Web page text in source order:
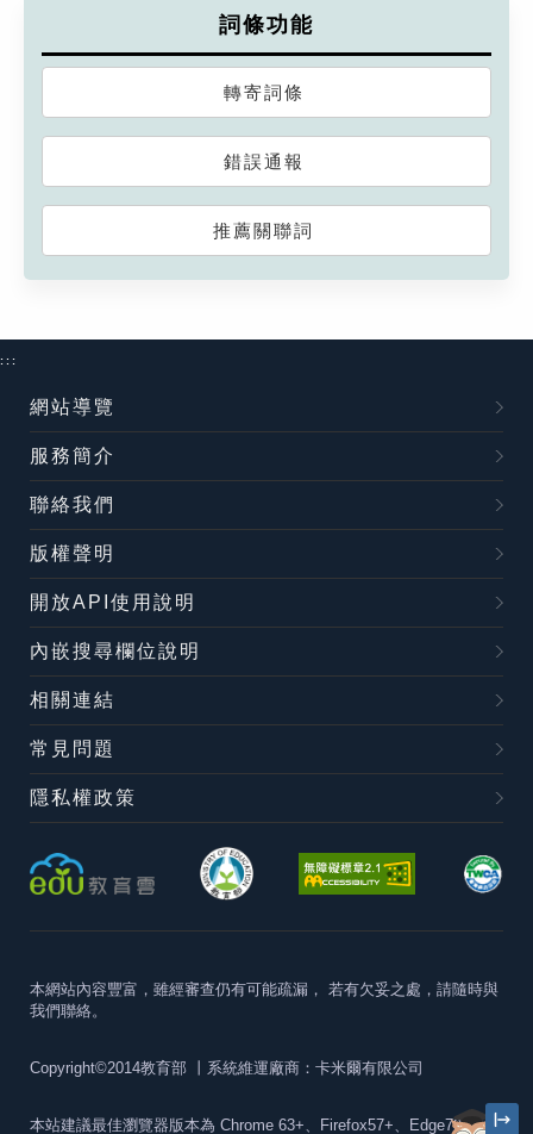
詞條功能
轉寄詞條
錯誤通報
推薦關聯詞
:::
網站導覽
服務簡介
聯絡我們
版權聲明
開放API使用說明
內嵌搜尋欄位說明
相關連結
常見問題
隱私權政策
本網站內容豐富，雖經審查仍有可能疏漏， 若有欠妥之處，請隨時與
我們聯絡。
Copyright©2014教育部 丨系統維運廠商：卡米爾有限公司
本站建議最佳瀏覽器版本為 Chrome 63+、Firefox57+、Edge79+及